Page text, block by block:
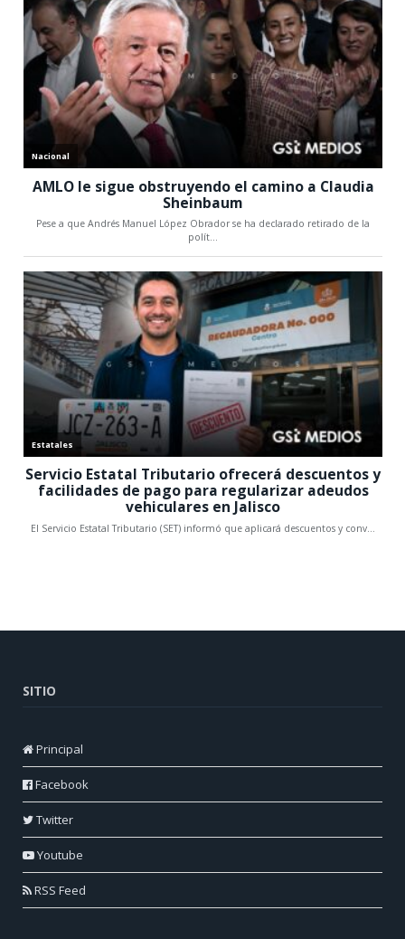
SITIO
Principal
Facebook
Twitter
Youtube
RSS Feed